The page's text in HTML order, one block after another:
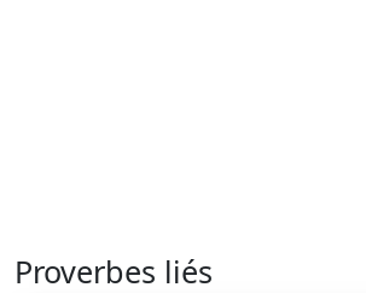
Proverbes liés